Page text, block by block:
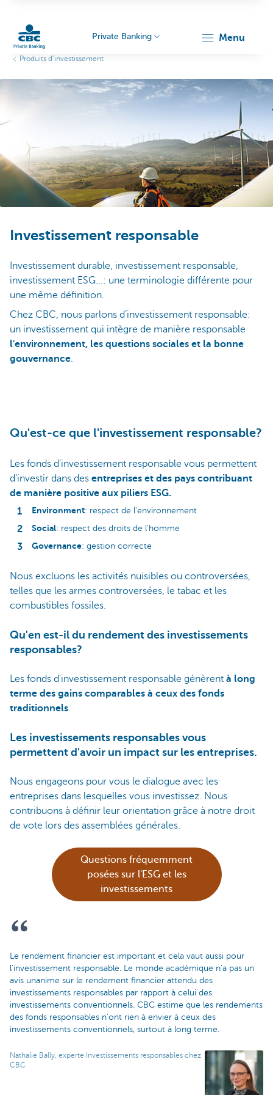
Private Banking menu
Produits d’investissement
Investissement responsable
Investissement durable, investissement responsable,
investissement ESG...: une terminologie différente pour
une même définition.
Chez CBC, nous parlons d’investissement responsable:
un investissement qui intègre de manière responsable
l'environnement, les questions sociales et la bonne
gouvernance.
Qu'est-ce que l'investissement responsable?
Les fonds d'investissement responsable vous permettent
d'investir dans des entreprises et des pays contribuant
de manière positive aux piliers ESG.
Environment: respect de l'environnement
Social: respect des droits de l'homme
Governance: gestion correcte
Nous excluons les activités nuisibles ou controversées,
telles que les armes controversées, le tabac et les
combustibles fossiles.
Qu'en est-il du rendement des investissements
responsables?
Les fonds d'investissement responsable génèrent à long
terme des gains comparables à ceux des fonds
traditionnels.
Les investissements responsables vous
permettent d'avoir un impact sur les entreprises.
Nous engageons pour vous le dialogue avec les
entreprises dans lesquelles vous investissez. Nous
contribuons à définir leur orientation grâce à notre droit
de vote lors des assemblées générales.
Questions fréquemment
posées sur l'ESG et les
investissements
Le rendement financier est important et cela vaut aussi pour
l'investissement responsable. Le monde académique n'a pas un
avis unanime sur le rendement financier attendu des
investissements responsables par rapport à celui des
investissements conventionnels. CBC estime que les rendements
des fonds responsables n'ont rien à envier à ceux des
investissements conventionnels, surtout à long terme.
Nathalie Bally, experte Investissements responsables chez
CBC